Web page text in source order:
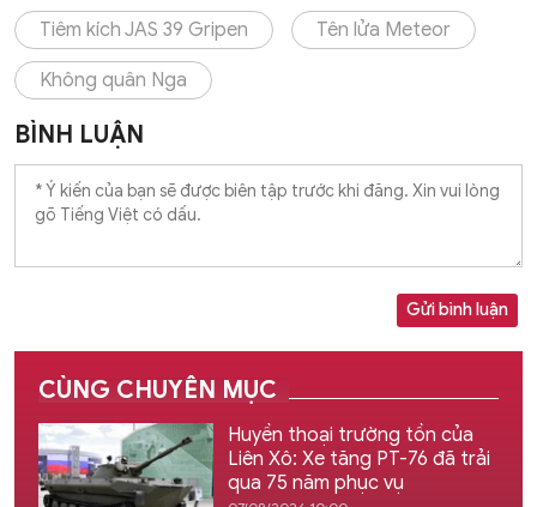
Tiêm kích JAS 39 Gripen Tên lửa Meteor
Không quân Nga
BÌNH LUẬN
Gửi bình luận
CÙNG CHUYÊN MỤC
Huyền thoại trường tồn của
Liên Xô: Xe tăng PT-76 đã trải
qua 75 năm phục vụ